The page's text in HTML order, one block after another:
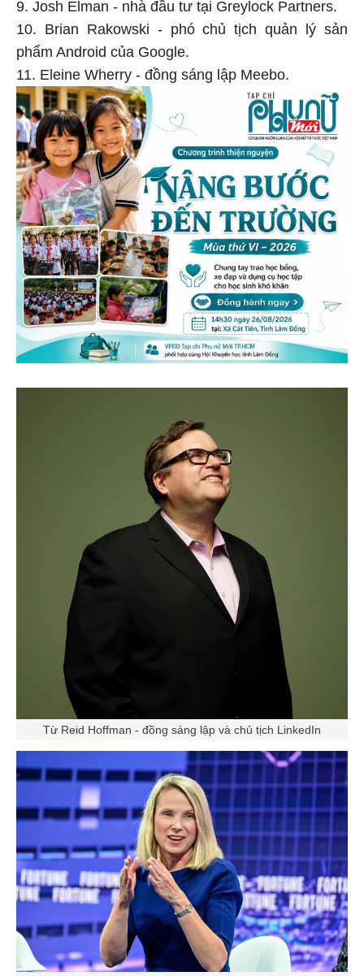
9. Josh Elman - nhà đầu tư tại Greylock Partners.
10. Brian Rakowski - phó chủ tịch quản lý sản
phẩm Android của Google.
11. Eleine Wherry - đồng sáng lập Meebo.
Từ Reid Hoffman - đồng sáng lập và chủ tịch LinkedIn